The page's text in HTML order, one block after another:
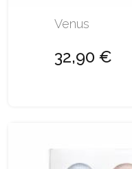
Venus
32,90 €